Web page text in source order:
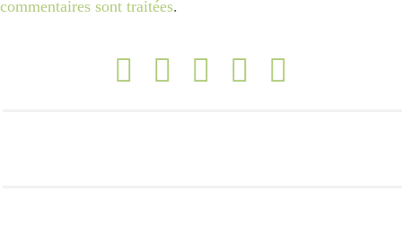
commentaires sont traitées.